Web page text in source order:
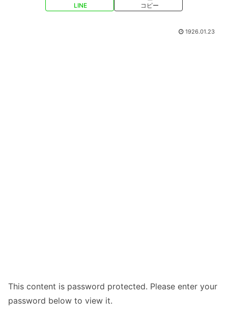
LINE コピー
1926.01.23
This content is password protected. Please enter your
password below to view it.